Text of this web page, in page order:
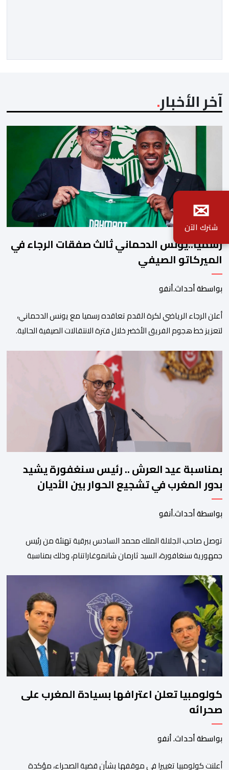
[…]
آخر الأخبار
رسميا..يونس الدحماني ثالث صفقات الرجاء في
الميركاتو الصيفي
بواسطة أحداث.أنفو
أعلن الرجاء الرياضي لكرة القدم تعاقده رسميا مع يونس الدحماني،
لتعزيز خط هجوم الفريق الأخضر خلال فترة الانتقالات الصيفية الحالية. ​
حيث يعول عليه الطاقم التقني للرجاء لتقديم الإضافة المرجوة في
المسابقات المحلية والقارية المقبلة. ​وجاء هذا التعاقد بعد أداء لافت
قدمه اللاعب برفقة اتحاد […]
بمناسبة عيد العرش .. رئيس سنغفورة يشيد
بدور المغرب في تشجيع الحوار بين الأديان
بواسطة أحداث.أنفو
توصل صاحب الجلالة الملك محمد السادس ببرقية تهنئة من رئيس
جمهورية سنغافورة، السيد ثارمان شانموغاراتنام، وذلك بمناسبة
وأعرب السيد شانموغاراتنام، في هذه البرقية، باسم الشعب
السنغافوري، عن أحر تهانئه وأطيب متمنياته بموفور الصحة ومزيد من
التوفيق لجلالة الملك، وللشعب المغربي بمزيد من السلام والازدهار.
وأشاد الرئيس […]
كولومبيا تعلن اعترافها بسيادة المغرب على
صحرائه
بواسطة أحداث. أنفو
أعلنت كولومبيا تغييرا في موقفها بشأن قضية الصحراء، مؤكدة
✉
شترك الآن